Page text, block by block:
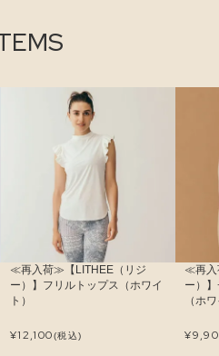
≪再入荷≫【LITHEE（リジ
ー）】フリルトップス（ホワイ
ト）
¥12,100(税込)
≪再入
ー）
（ホ
¥